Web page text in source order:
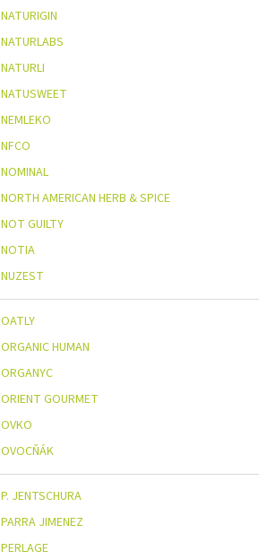
NATURIGIN
NATURLABS
NATURLI
NATUSWEET
NEMLEKO
NFCO
NOMINAL
NORTH AMERICAN HERB & SPICE
NOT GUILTY
NOTIA
NUZEST
OATLY
ORGANIC HUMAN
ORGANYC
ORIENT GOURMET
OVKO
OVOCŇÁK
P. JENTSCHURA
PARRA JIMENEZ
PERLAGE